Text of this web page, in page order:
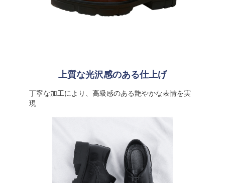
上質な光沢感のある仕上げ
丁寧な加工により、高級感のある艶やかな表情を実
現